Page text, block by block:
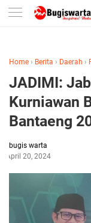
-->
Home › Berita › Daerah ›
JADIMI:
Kurniawan
Bantaeng
bugis warta
April 20, 2024